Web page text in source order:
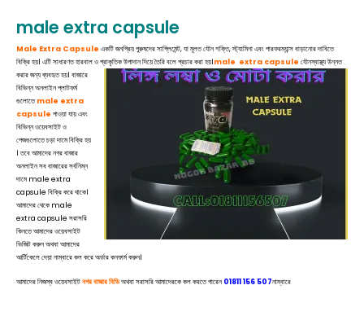
male extra capsule
Male Extra Capsule একটি জনপ্রিয় পুরুষদের সাপ্লিমেন্ট, যা মূলত যৌন শক্তি, স্ট্যামিনা এবং পারফরম্যান্স বাড়ানোর দাবিতে
বিক্রি হয়। এটি সাধারণত হারবাল ও প্রাকৃতিক উপাদান দিয়ে তৈরি বলে প্রচার করা হয়।male extra capsule যৌনস্বাস্থ্য উন্নত
করার জন্য ব্যবহৃত হয়। বাজারে
বিভিন্ন অনলাইন প্লাটফর্ম
গুলোতেmale extra
capsule পাওয়া যায় এবং
বিভিন্ন ওয়েবসাইট ও
পেজগুলোতে চড়া দামে বিক্রি হয়
। তবে আমাদের নগর বাজার
অনলাইন সব বাজারের সর্বনিম্ন
দামে male extra
capsule বিক্রি করে থাকে।
আমাদের থেকে male
extra capsule সরাসরি
কিনতে আমাদের ওয়েবসাইট
ভিজিট করুন অথবা আমাদের
আর্টিকেলে দেয়া নাম্বারে কল করে অর্ডার কনফার্ম করুন।
আমাদের নিজস্ব ওয়েবসাইটনগর বাজার বিডিঅথবা সরাসরি আমাদেরকে কল করতে পারেন 01811 156 507নাম্বারে